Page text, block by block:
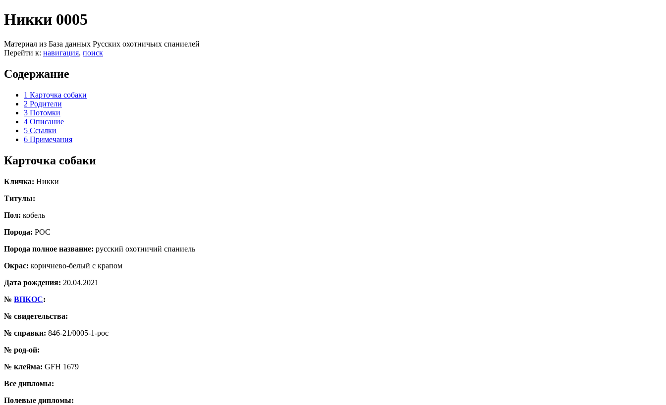
Никки 0005
Материал из База данных Русских охотничьих спаниелей
Перейти к: навигация, поиск
Содержание
1 Карточка собаки
2 Родители
3 Потомки
4 Описание
5 Ссылки
6 Примечания
Карточка собаки
Кличка: Никки
Титулы:
Пол: кобель
Порода: РОС
Порода полное название: русский охотничий спаниель
Окрас: коричнево-белый с крапом
Дата рождения: 20.04.2021
№ ВПКОС:
№ свидетельства:
№ справки: 846-21/0005-1-рос
№ род-ой:
№ клейма: GFH 1679
Все дипломы:
Полевые дипломы: